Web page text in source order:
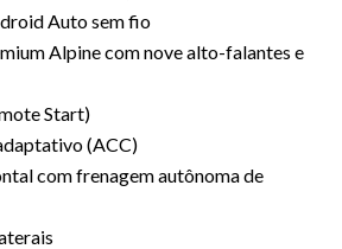
Auto sem fio
Alpine com nove alto-falantes e
Start)
(ACC)
com frenagem autônoma de